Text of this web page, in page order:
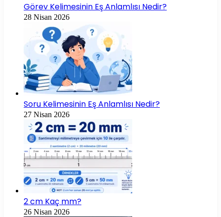
Görev Kelimesinin Eş Anlamlısı Nedir?
28 Nisan 2026
Soru Kelimesinin Eş Anlamlısı Nedir?
27 Nisan 2026
2 cm Kaç mm?
26 Nisan 2026